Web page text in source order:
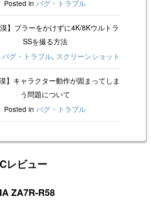
Posted in バグ・トラブル
漠】ブラーをかけずに4K/8Kウルトラ
SSを撮る方法
バグ・トラブル, スクリーンショット
】キャラクター動作が固まってしま
う問題について
Posted in バグ・トラブル
レビュー
ZA7R-R58